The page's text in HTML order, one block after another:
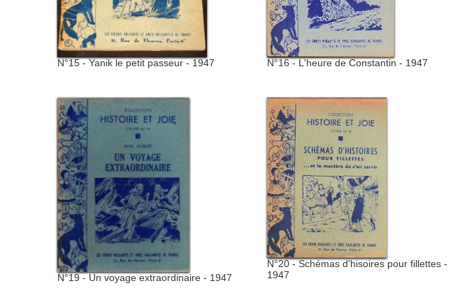
N°15 - Yanik le petit passeur - 1947 N°16 - L'heure de Constantin - 1947
N°19 - Un voyage extraordinaire - 1947
N°20 - Schémas d'hisoires pour fillettes -
1947